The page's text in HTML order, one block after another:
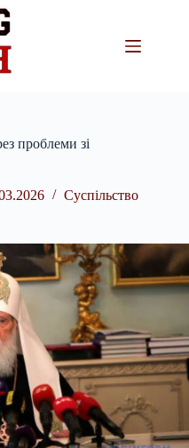
проблеми зі
Суспільство